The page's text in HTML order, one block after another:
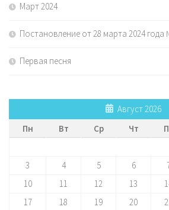
Март 2024
Постановление от 28 марта 2024 года
Первая песня
Август 2026
Пн
Вт Ср Чт
3
4 5 6
10
11 12 13
17
18 19 20